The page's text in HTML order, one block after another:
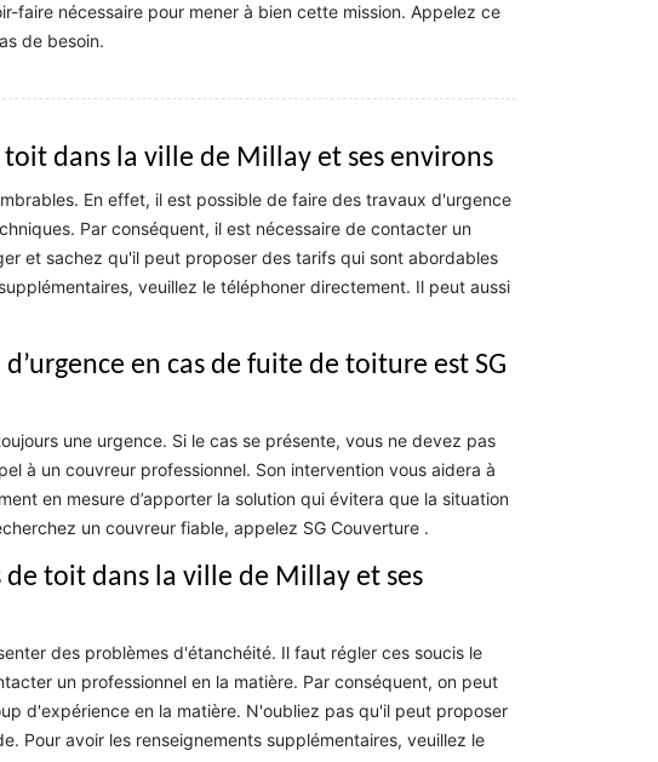
faire nécessaire pour mener à bien cette mission. Appelez ce
de besoin.
dans la ville de Millay et ses environs
En effet, il est possible de faire des travaux d'urgence
Par conséquent, il est nécessaire de contacter un
et sachez qu'il peut proposer des tarifs qui sont abordables
veuillez le téléphoner directement. Il peut aussi
en cas de fuite de toiture est SG
une urgence. Si le cas se présente, vous ne devez pas
à un couvreur professionnel. Son intervention vous aidera à
en mesure d’apporter la solution qui évitera que la situation
un couvreur fiable, appelez SG Couverture .
de toit dans la ville de Millay et ses
des problèmes d'étanchéité. Il faut régler ces soucis le
un professionnel en la matière. Par conséquent, on peut
d'expérience en la matière. N'oubliez pas qu'il peut proposer
Pour avoir les renseignements supplémentaires, veuillez le